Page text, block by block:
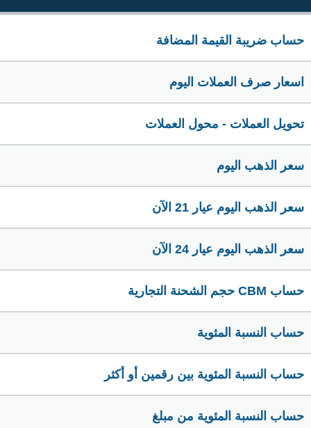
حساب ضريبة القيمة المضافة
اسعار صرف العملات اليوم
تحويل العملات - محول العملات
سعر الذهب اليوم
سعر الذهب اليوم عيار 21 الآن
سعر الذهب اليوم عيار 24 الآن
حساب CBM حجم الشحنة التجارية
حساب النسبة المئوية
حساب النسبة المئوية بين رقمين أو أكثر
حساب النسبة المئوية من مبلغ